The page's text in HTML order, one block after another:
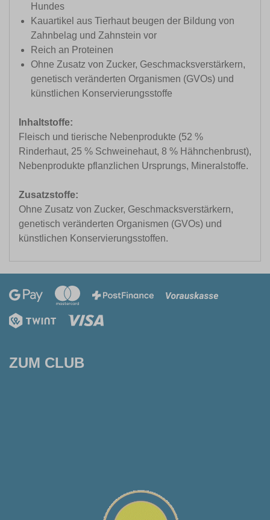
Hundes
Kauartikel aus Tierhaut beugen der Bildung von
Zahnbelag und Zahnstein vor
Reich an Proteinen
Ohne Zusatz von Zucker, Geschmacksverstärkern,
genetisch veränderten Organismen (GVOs) und
künstlichen Konservierungsstoffe
Inhaltstoffe:
Fleisch und tierische Nebenprodukte (52 %
Rinderhaut, 25 % Schweinehaut, 8 % Hähnchenbrust),
Nebenprodukte pflanzlichen Ursprungs, Mineralstoffe.
Zusatzstoffe:
Ohne Zusatz von Zucker, Geschmacksverstärkern,
genetisch veränderten Organismen (GVOs) und
künstlichen Konservierungsstoffen.
ZUM CLUB